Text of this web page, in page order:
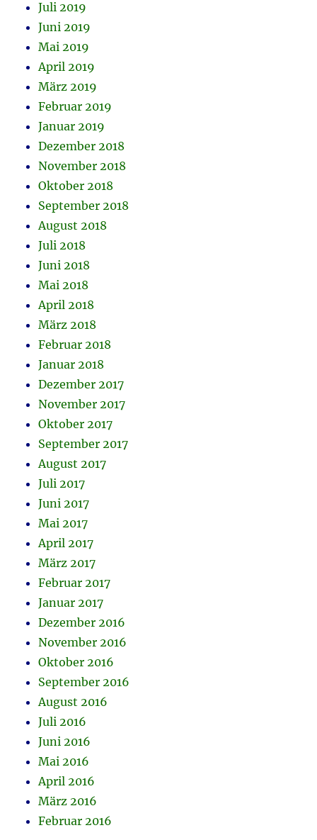
Juli 2019
Juni 2019
Mai 2019
April 2019
März 2019
Februar 2019
Januar 2019
Dezember 2018
November 2018
Oktober 2018
September 2018
August 2018
Juli 2018
Juni 2018
Mai 2018
April 2018
März 2018
Februar 2018
Januar 2018
Dezember 2017
November 2017
Oktober 2017
September 2017
August 2017
Juli 2017
Juni 2017
Mai 2017
April 2017
März 2017
Februar 2017
Januar 2017
Dezember 2016
November 2016
Oktober 2016
September 2016
August 2016
Juli 2016
Juni 2016
Mai 2016
April 2016
März 2016
Februar 2016